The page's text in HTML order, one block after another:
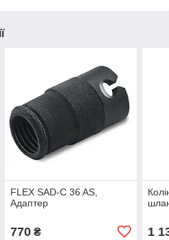
FLEX SAD-C 36 AS,
Адаптер
770₴ 1